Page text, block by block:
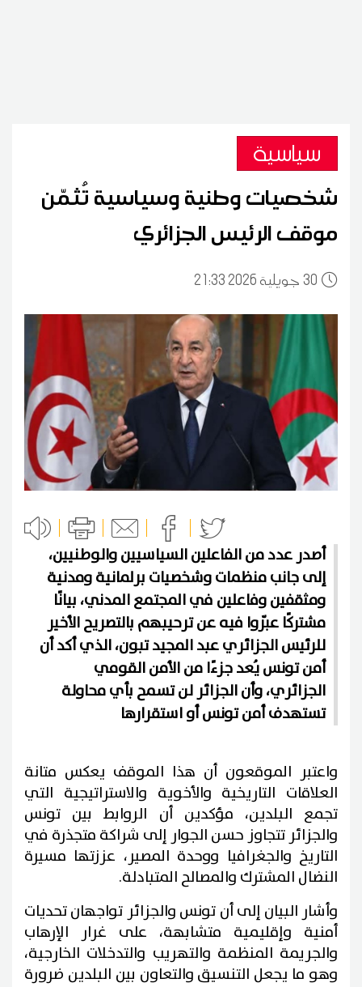
سياسية
شخصيات وطنية وسياسية تُثمّن
موقف الرئيس الجزائري
3021:33 2026 جويلية
أصدر عدد من الفاعلين السياسيين والوطنيين،
إلى جانب منظمات وشخصيات برلمانية ومدنية
ومثقفين وفاعلين في المجتمع المدني، بيانًا
مشتركًا عبّروا فيه عن ترحيبهم بالتصريح الأخير
للرئيس الجزائري عبد المجيد تبون، الذي أكد أن
أمن تونس يُعد جزءًا من الأمن القومي
الجزائري، وأن الجزائر لن تسمح بأي محاولة
تستهدف أمن تونس أو استقرارها
واعتبر الموقعون أن هذا الموقف يعكس متانة
العلاقات التاريخية والأخوية والاستراتيجية التي
تجمع البلدين، مؤكدين أن الروابط بين تونس
والجزائر تتجاوز حسن الجوار إلى شراكة متجذرة في
التاريخ والجغرافيا ووحدة المصير، عززتها مسيرة
النضال المشترك والمصالح المتبادلة.
وأشار البيان إلى أن تونس والجزائر تواجهان تحديات
أمنية وإقليمية متشابهة، على غرار الإرهاب
والجريمة المنظمة والتهريب والتدخلات الخارجية،
وهو ما يجعل التنسيق والتعاون بين البلدين ضرورة